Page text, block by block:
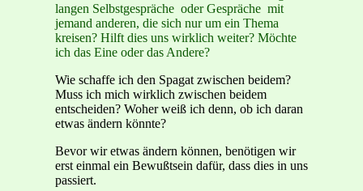
langen Selbstgespräche oder Gespräche mit
jemand anderen, die sich nur um ein Thema
kreisen? Hilft dies uns wirklich weiter? Möchte
ich das Eine oder das Andere?
Wie schaffe ich den Spagat zwischen beidem?
Muss ich mich wirklich zwischen beidem
entscheiden? Woher weiß ich denn, ob ich daran
etwas ändern könnte?
Bevor wir etwas ändern können, benötigen wir
erst einmal ein Bewußtsein dafür, dass dies in uns
passiert.